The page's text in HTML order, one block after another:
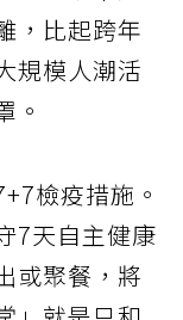
，比起跨年
規模人潮活
。
檢疫措施。
7天自主健康
或聚餐，將